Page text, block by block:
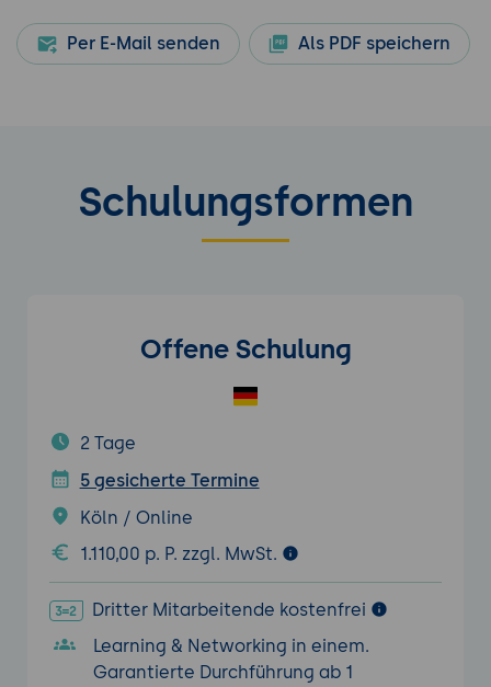
Per E-Mail senden Als PDF speichern
Schulungsformen
Offene Schulung
2 Tage
5 gesicherte Termine
Köln / Online
1.110,00 p. P. zzgl. MwSt.
Dritter Mitarbeitende kostenfrei
Learning & Networking in einem.
Garantierte Durchführung ab 1